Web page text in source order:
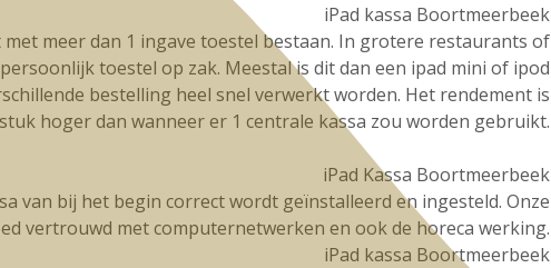
iPad kassa Boortmeerbeek
meer dan 1 ingave toestel bestaan. In grotere restaurants of
toestel op zak. Meestal is dit dan een ipad mini of ipod
bestelling heel snel verwerkt worden. Het rendement is
hoger dan wanneer er 1 centrale kassa zou worden gebruikt.
iPad Kassa Boortmeerbeek
van bij het begin correct wordt geïnstalleerd en ingesteld. Onze
vertrouwd met computernetwerken en ook de horeca werking.
iPad kassa Boortmeerbeek